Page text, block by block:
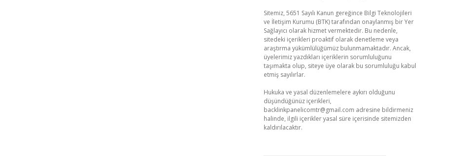
Sitemiz, 5651 Sayılı Kanun gereğince Bilgi Teknolojileri
ve İletişim Kurumu (BTK) tarafından onaylanmış bir Yer
Sağlayıcı olarak hizmet vermektedir. Bu nedenle,
sitedeki içerikleri proaktif olarak denetleme veya
araştırma yükümlülüğümüz bulunmamaktadır. Ancak,
üyelerimiz yazdıkları içeriklerin sorumluluğunu
taşımakta olup, siteye üye olarak bu sorumluluğu kabul
etmiş sayılırlar.
Hukuka ve yasal düzenlemelere aykırı olduğunu
düşündüğünüz içerikleri,
backlinkpanelicomtr@gmail.com adresine bildirmeniz
halinde, ilgili içerikler yasal süre içerisinde sitemizden
kaldırılacaktır.